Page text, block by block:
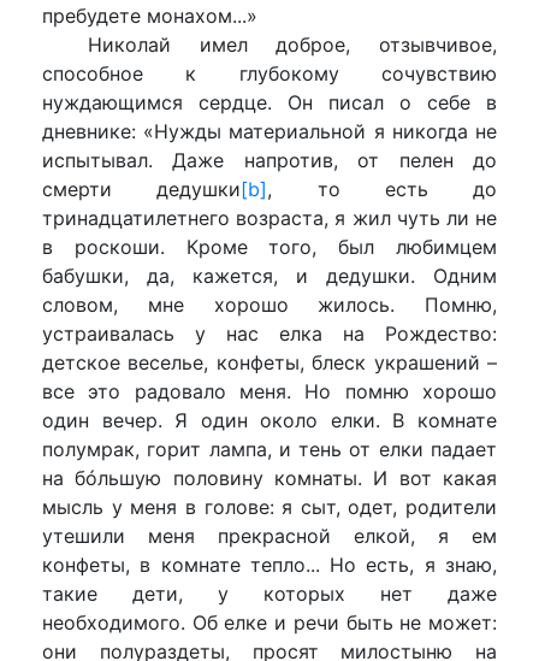
пребудете монахом...»
Николай имел доброе, отзывчивое,
способное к глубокому сочувствию
нуждающимся сердце. Он писал о себе в
дневнике: «Нужды материальной я никогда не
испытывал. Даже напротив, от пелен до
смерти дедушки[b], то есть до
тринадцатилетнего возраста, я жил чуть ли не
в роскоши. Кроме того, был любимцем
бабушки, да, кажется, и дедушки. Одним
словом, мне хорошо жилось. Помню,
устраивалась у нас елка на Рождество:
детское веселье, конфеты, блеск украшений –
все это радовало меня. Но помню хорошо
один вечер. Я один около елки. В комнате
полумрак, горит лампа, и тень от елки падает
на бóльшую половину комнаты. И вот какая
мысль у меня в голове: я сыт, одет, родители
утешили меня прекрасной елкой, я ем
конфеты, в комнате тепло... Но есть, я знаю,
такие дети, у которых нет даже
необходимого. Об елке и речи быть не может:
они полураздеты, просят милостыню на